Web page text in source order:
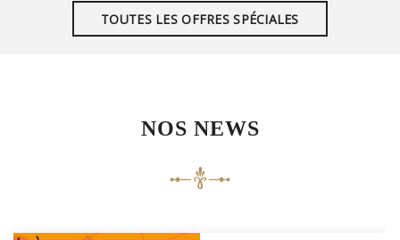
TOUTES LES OFFRES SPÉCIALES
NOS NEWS